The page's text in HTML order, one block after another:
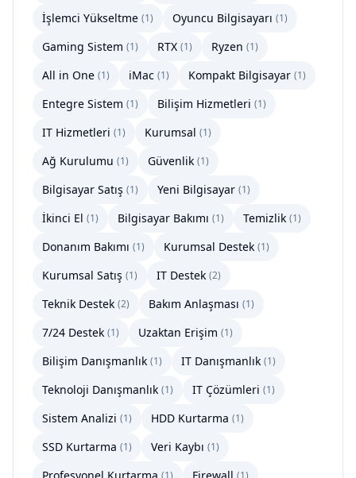
İşlemci Yükseltme (1) Oyuncu Bilgisayarı (1)
Gaming Sistem (1) RTX (1) Ryzen (1)
All in One (1) iMac (1) Kompakt Bilgisayar (1)
Entegre Sistem (1) Bilişim Hizmetleri (1)
IT Hizmetleri (1) Kurumsal (1)
Ağ Kurulumu (1) Güvenlik (1)
Bilgisayar Satış (1) Yeni Bilgisayar (1)
İkinci El (1) Bilgisayar Bakımı (1) Temizlik (1)
Donanım Bakımı (1) Kurumsal Destek (1)
Kurumsal Satış (1) IT Destek (2)
Teknik Destek (2) Bakım Anlaşması (1)
7/24 Destek (1) Uzaktan Erişim (1)
Bilişim Danışmanlık (1) IT Danışmanlık (1)
Teknoloji Danışmanlık (1) IT Çözümleri (1)
Sistem Analizi (1) HDD Kurtarma (1)
SSD Kurtarma (1) Veri Kaybı (1)
Profesyonel Kurtarma (1) Firewall (1)